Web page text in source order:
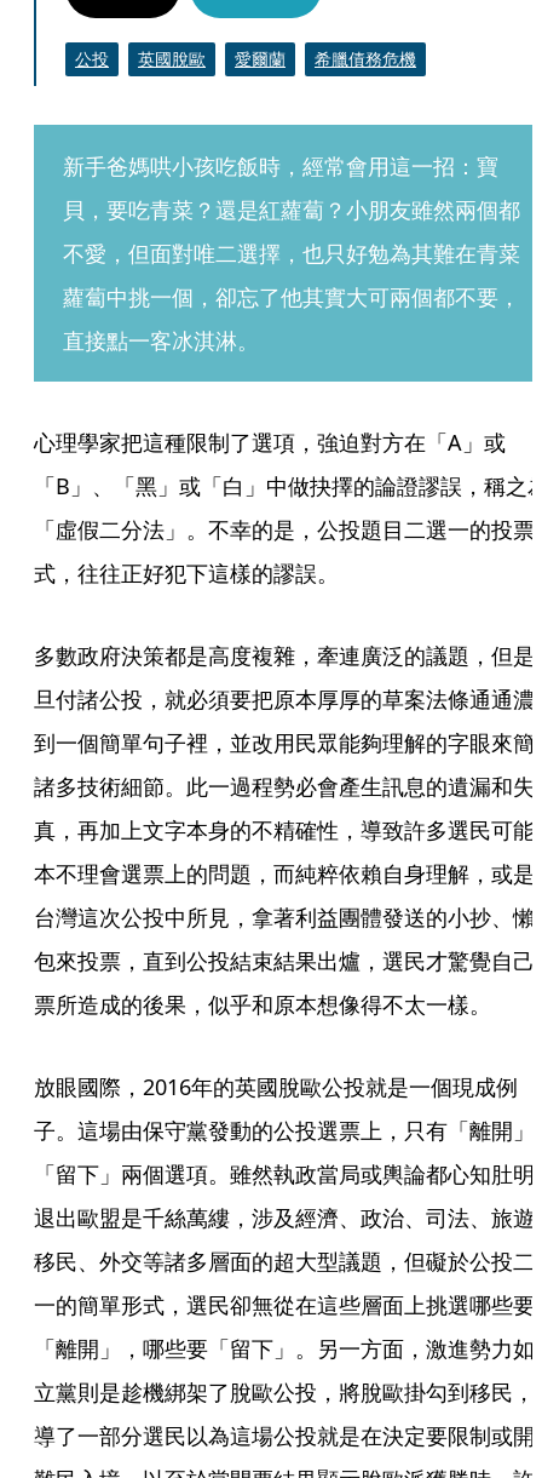
公投 英國脫歐 愛爾蘭 希臘債務危機
新手爸媽哄小孩吃飯時，經常會用這一招：寶
貝，要吃青菜？還是紅蘿蔔？小朋友雖然兩個都
不愛，但面對唯二選擇，也只好勉為其難在青菜
蘿蔔中挑一個，卻忘了他其實大可兩個都不要，
直接點一客冰淇淋。
心理學家把這種限制了選項，強迫對方在「A」或
「B」、「黑」或「白」中做抉擇的論證謬誤，稱之
「虛假二分法」。不幸的是，公投題目二選一的投票
式，往往正好犯下這樣的謬誤。
多數政府決策都是高度複雜，牽連廣泛的議題，但是
旦付諸公投，就必須要把原本厚厚的草案法條通通濃
到一個簡單句子裡，並改用民眾能夠理解的字眼來簡
諸多技術細節。此一過程勢必會產生訊息的遺漏和失
真，再加上文字本身的不精確性，導致許多選民可能
本不理會選票上的問題，而純粹依賴自身理解，或是
台灣這次公投中所見，拿著利益團體發送的小抄、懶
包來投票，直到公投結束結果出爐，選民才驚覺自己
票所造成的後果，似乎和原本想像得不太一樣。
放眼國際，2016年的英國脫歐公投就是一個現成例
子。這場由保守黨發動的公投選票上，只有「離開」
「留下」兩個選項。雖然執政當局或輿論都心知肚明
退出歐盟是千絲萬縷，涉及經濟、政治、司法、旅遊
移民、外交等諸多層面的超大型議題，但礙於公投二
一的簡單形式，選民卻無從在這些層面上挑選哪些要
「離開」，哪些要「留下」。另一方面，激進勢力如
立黨則是趁機綁架了脫歐公投，將脫歐掛勾到移民，
導了一部分選民以為這場公投就是在決定要限制或開